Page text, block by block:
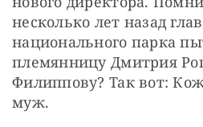
несколько лет назад
национального парка
племянницу Дмитрия
Филиппову? Так вот:
муж.